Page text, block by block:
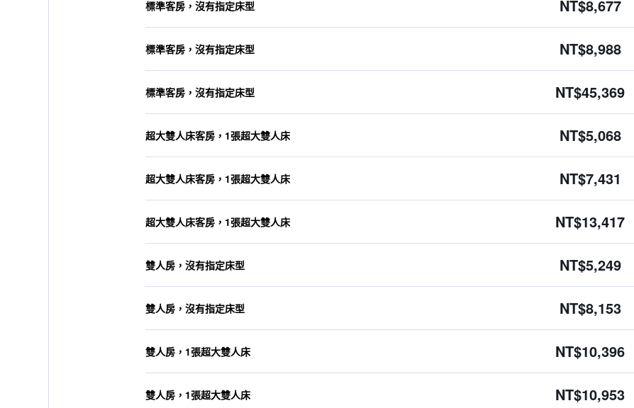
標準客房，沒有指定床型 NT$8,677
標準客房，沒有指定床型 NT$8,988
標準客房，沒有指定床型 NT$45,369
超大雙人床客房，1張超大雙人床 NT$5,068
超大雙人床客房，1張超大雙人床 NT$7,431
超大雙人床客房，1張超大雙人床 NT$13,417
雙人房，沒有指定床型 NT$5,249
雙人房，沒有指定床型 NT$8,153
雙人房，1張超大雙人床 NT$10,396
雙人房，1張超大雙人床 NT$10,953